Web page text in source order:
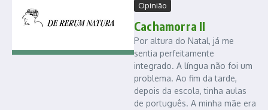
Opinião
Cachamorra II
Por altura do Natal, já me
sentia perfeitamente
integrado. A língua não foi um
problema. Ao fim da tarde,
depois da escola, tinha aulas
de português. A minha mãe era